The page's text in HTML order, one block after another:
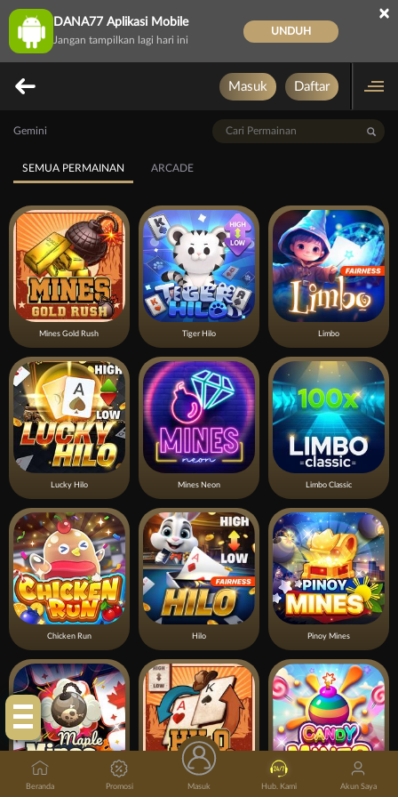
Klik Disini!
DANA77 Aplikasi Mobile
Jangan tampilkan lagi hari ini
UNDUH
×
Masuk Daftar
Gemini
SEMUA PERMAINAN ARCADE
Mines Gold Rush Tiger Hilo Limbo
Lucky Hilo Mines Neon Limbo Classic
Chicken Run Hilo Pinoy Mines
Mines Maple Hilo Gold Rush Candy Mines
Beranda Promosi Masuk Hub. Kami Akun Saya